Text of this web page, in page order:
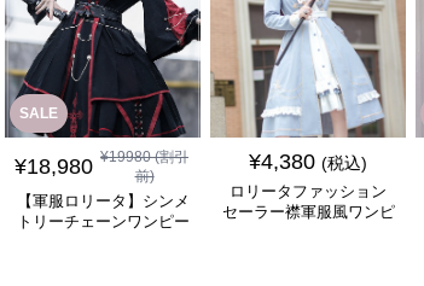
SALE
¥18,980 ¥19980(割引
前)
【軍服ロリータ】シンメ
トリーチェーンワンピー
¥4,380 (税込)
ロリータファッション
セーラー襟軍服風ワンピ